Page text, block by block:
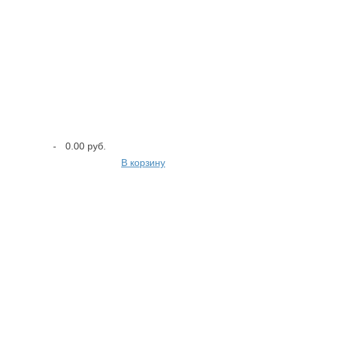
-
0.00 руб.
В корзину